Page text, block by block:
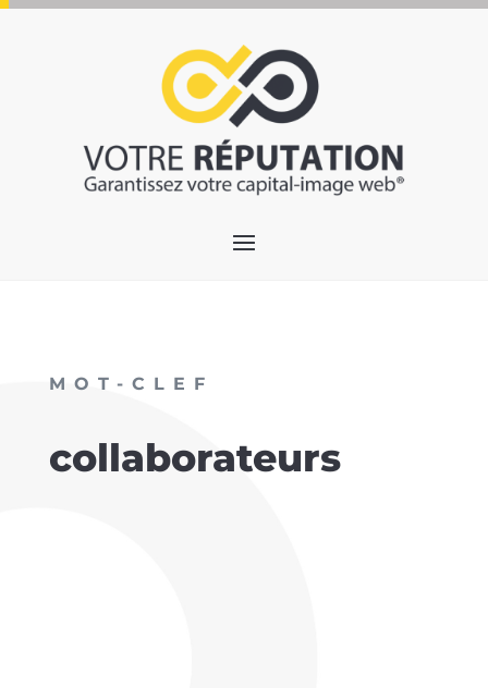
MOT-CLEF
collaborateurs